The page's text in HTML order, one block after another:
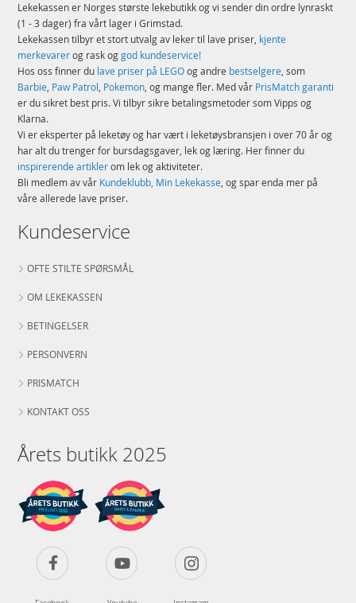
Lekekassen er Norges største lekebutikk og vi sender din ordre lynraskt
(1 - 3 dager) fra vårt lager i Grimstad.
Lekekassen tilbyr et stort utvalg av leker til lave priser, kjente
merkevarerog rask oggod kundeservice!
Hos oss finner du lave priser på LEGOog andre bestselgere, som
Barbie, Paw Patrol, Pokemon, og mange fler. Med vår PrisMatch garanti
er du sikret best pris. Vi tilbyr sikre betalingsmetoder som Vipps og
Klarna.
Vi er eksperter på leketøy og har vært i leketøysbransjen i over 70 år og
har alt du trenger for bursdagsgaver, lek og læring. Her finner du
inspirerende artiklerom lek og aktiviteter.
Bli medlem av vår Kundeklubb, Min Lekekasse, og spar enda mer på
våre allerede lave priser.
Kundeservice
OFTE STILTE SPØRSMÅL
OM LEKEKASSEN
BETINGELSER
PERSONVERN
PRISMATCH
KONTAKT OSS
Årets butikk 2025